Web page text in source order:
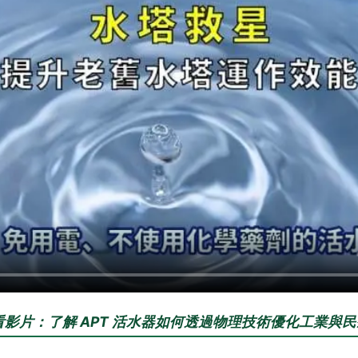
影片：了解 APT 活水器如何透過物理技術優化工業與